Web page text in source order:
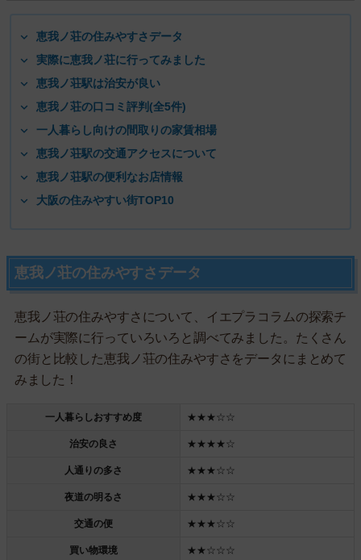
恵我ノ荘の住みやすさデータ
実際に恵我ノ荘に行ってみました
恵我ノ荘駅は治安が良い
恵我ノ荘の口コミ評判(全5件)
一人暮らし向けの間取りの家賃相場
恵我ノ荘駅の交通アクセスについて
恵我ノ荘駅の便利なお店情報
大阪の住みやすい街TOP10
恵我ノ荘の住みやすさデータ
恵我ノ荘の住みやすさについて、イエプラコラムの探索チ
ームが実際に行っていろいろと調べてみました。たくさん
の街と比較した恵我ノ荘の住みやすさをデータにまとめて
みました！
一人暮らしおすすめ度 ★★★☆☆
治安の良さ ★★★★☆
人通りの多さ ★★★☆☆
夜道の明るさ ★★★☆☆
交通の便 ★★★☆☆
買い物環境 ★★☆☆☆